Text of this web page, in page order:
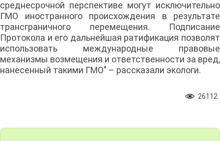
среднесрочной перспективе могут исключительно
ГМО иностранного происхождения в результате
трансграничного перемещения. Подписание
Протокола и его дальнейшая ратификация позволят
использовать международные правовые
механизмы возмещения и ответственности за вред,
нанесенный такими ГМО" – рассказали экологи.
26112